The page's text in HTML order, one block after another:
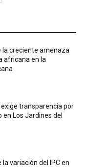
la creciente amenaza
africana en la
exige transparencia por
en Los Jardines del
la variación del IPC en